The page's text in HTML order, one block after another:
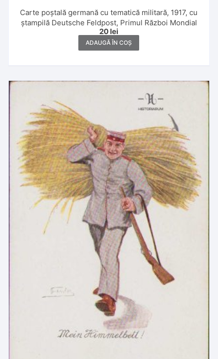
Carte poștală germană cu tematică militară, 1917, cu
ștampilă Deutsche Feldpost, Primul Război Mondial
20 lei
ADAUGĂ ÎN COȘ